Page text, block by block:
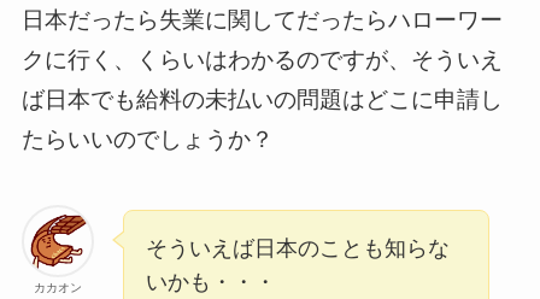
日本だったら失業に関してだったらハローワー
クに行く、くらいはわかるのですが、そういえ
ば日本でも給料の未払いの問題はどこに申請し
たらいいのでしょうか？
カカオン
そういえば日本のことも知らな
いかも・・・